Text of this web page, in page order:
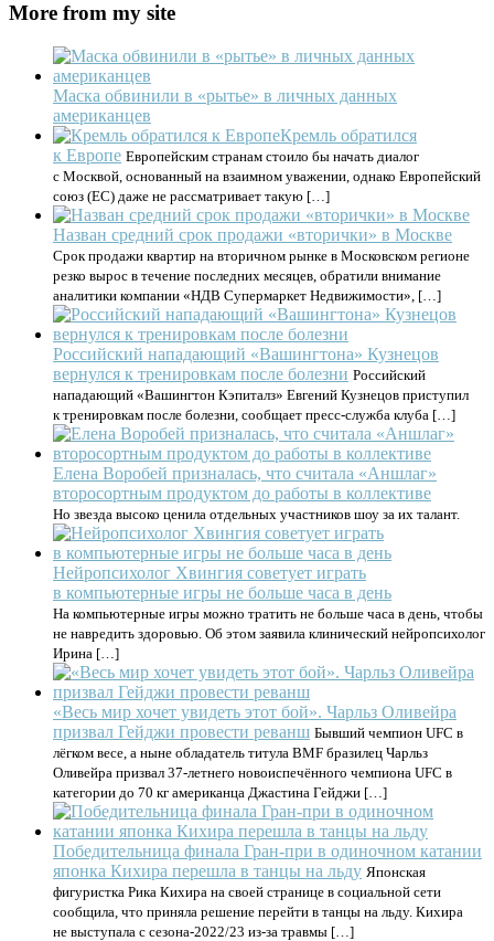
More from my site
Маска обвинили в «рытье» в личных данных
американцев
Кремль обратился
к Европе Европейским странам стоило бы начать диалог
с Москвой, основанный на взаимном уважении, однако Европейский
союз (ЕС) даже не рассматривает такую […]
Назван средний срок продажи «вторички» в Москве
Срок продажи квартир на вторичном рынке в Московском регионе
резко вырос в течение последних месяцев, обратили внимание
аналитики компании «НДВ Супермаркет Недвижимости», […]
Российский нападающий «Вашингтона» Кузнецов
вернулся к тренировкам после болезни Российский
нападающий «Вашингтон Кэпиталз» Евгений Кузнецов приступил
к тренировкам после болезни, сообщает пресс‑служба клуба […]
Елена Воробей призналась, что считала «Аншлаг»
второсортным продуктом до работы в коллективе
Но звезда высоко ценила отдельных участников шоу за их талант.
Нейропсихолог Хвингия советует играть
в компьютерные игры не больше часа в день
На компьютерные игры можно тратить не больше часа в день, чтобы
не навредить здоровью. Об этом заявила клинический нейропсихолог
Ирина […]
«Весь мир хочет увидеть этот бой». Чарльз Оливейра
призвал Гейджи провести реванш Бывший чемпион UFC в
лёгком весе, а ныне обладатель титула BMF бразилец Чарльз
Оливейра призвал 37-летнего новоиспечённого чемпиона UFC в
категории до 70 кг американца Джастина Гейджи […]
Победительница финала Гран‑при в одиночном катании
японка Кихира перешла в танцы на льду Японская
фигуристка Рика Кихира на своей странице в социальной сети
сообщила, что приняла решение перейти в танцы на льду. Кихира
не выступала с сезона‑2022/23 из‑за травмы […]